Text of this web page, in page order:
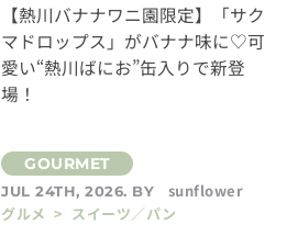
【熱川バナナワニ園限定】「サク
マドロップス」がバナナ味に♡可
愛い“熱川ばにお”缶入りで新登
場！
JUL 24TH, 2026. BY
sunflower
グルメ > スイーツ／パン